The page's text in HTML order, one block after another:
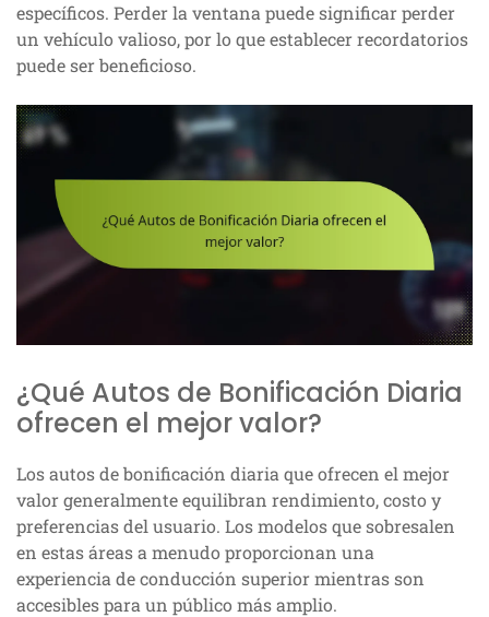
específicos. Perder la ventana puede significar perder
un vehículo valioso, por lo que establecer recordatorios
puede ser beneficioso.
¿Qué Autos de Bonificación Diaria
ofrecen el mejor valor?
Los autos de bonificación diaria que ofrecen el mejor
valor generalmente equilibran rendimiento, costo y
preferencias del usuario. Los modelos que sobresalen
en estas áreas a menudo proporcionan una
experiencia de conducción superior mientras son
accesibles para un público más amplio.